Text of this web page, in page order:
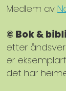
Medlem av
© Bok &
etter
er
det har